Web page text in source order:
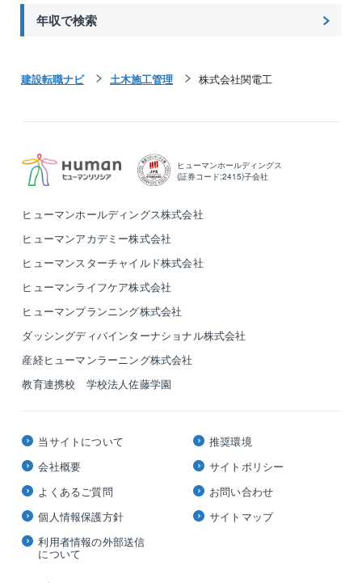
年収で検索
建設転職ナビ 土木施工管理 株式会社関電工
ヒューマンホールディングス
(証券コード:2415)子会社
ヒューマンホールディングス株式会社
ヒューマンアカデミー株式会社
ヒューマンスターチャイルド株式会社
ヒューマンライフケア株式会社
ヒューマンプランニング株式会社
ダッシングディバインターナショナル株式会社
産経ヒューマンラーニング株式会社
教育連携校 学校法人佐藤学園
当サイトについて
会社概要
よくあるご質問
個人情報保護方針
利用者情報の外部送信
について
推奨環境
サイトポリシー
お問い合わせ
サイトマップ